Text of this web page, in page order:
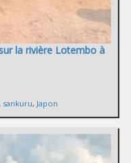
la rivière Lotembo à
sankuru, Japon